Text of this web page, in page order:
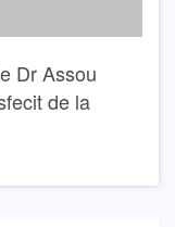
Dr Assou
de la